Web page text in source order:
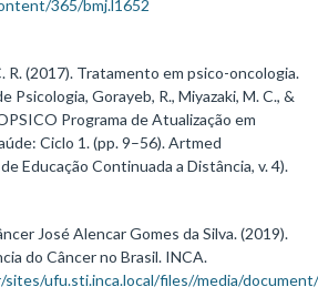
365/bmj.l1652
R. (2017). Tratamento em psico-oncologia.
Psicologia, Gorayeb, R., Miyazaki, M. C., &
Programa de Atualização em
Ciclo 1. (pp. 9–56). Artmed
Educação Continuada a Distância, v. 4).
José Alencar Gomes da Silva. (2019).
do Câncer no Brasil. INCA.
ufu.sti.inca.local/files//media/